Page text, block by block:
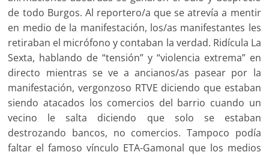
de todo Burgos. Al reportero/a que se atrevía a mentir
en medio de la manifestación, los/as manifestantes les
retiraban el micrófono y contaban la verdad. Ridícula La
Sexta, hablando de “tensión” y “violencia extrema” en
directo mientras se ve a ancianos/as pasear por la
manifestación, vergonzoso RTVE diciendo que estaban
siendo atacados los comercios del barrio cuando un
vecino le salta diciendo que solo se estaban
destrozando bancos, no comercios. Tampoco podía
faltar el famoso vínculo ETA-Gamonal que los medios